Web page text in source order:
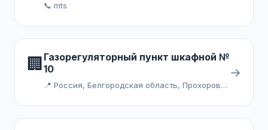
📞 mts
🏢 Газорегуляторный пункт шкафной №
10
📍 Россия, Белгородская область, Прохоровский район, посёлок городского типа Прохоровка, Парковая улица
→